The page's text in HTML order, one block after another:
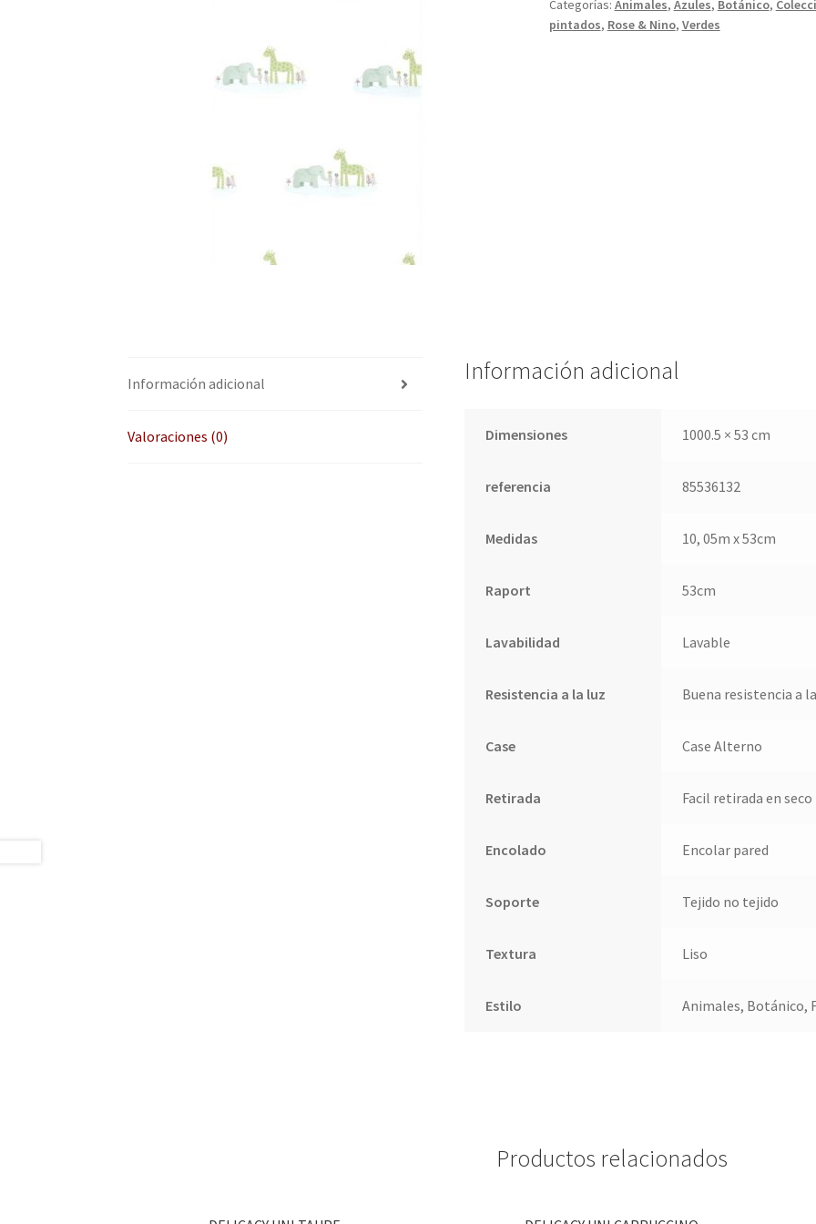
Categorías: Animales, Azules, Botánico,
pintados, Rose & Nino, Verdes
Información adicional
Valoraciones (0)
Información adicional
Dimensiones 1000.5 × 53 cm
referencia 85536132
Medidas 10, 05m x 53cm
Raport 53cm
Lavabilidad Lavable
Resistencia a la luz Buena resistencia a
Case Case Alterno
Retirada Facil retirada en seco
Encolado Encolar pared
Soporte Tejido no tejido
Textura Liso
Estilo Animales, Botánico,
Productos relacionados